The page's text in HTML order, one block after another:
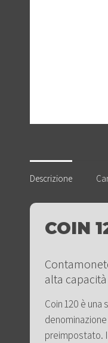
Descrizione
COIN
alta capacità
Coin 120 è
preimpostato.